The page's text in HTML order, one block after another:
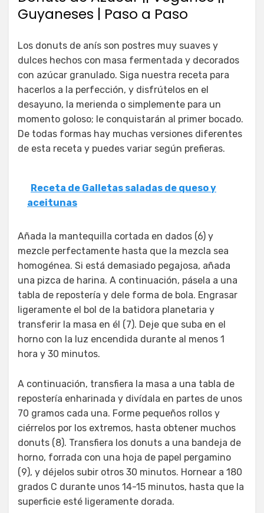
Guyaneses | Paso a Paso
Los donuts de anís son postres muy suaves y
dulces hechos con masa fermentada y decorados
con azúcar granulado. Siga nuestra receta para
hacerlos a la perfección, y disfrútelos en el
desayuno, la merienda o simplemente para un
momento goloso; le conquistarán al primer bocado.
De todas formas hay muchas versiones diferentes
de esta receta y puedes variar según prefieras.
Receta de Galletas saladas de queso y
aceitunas
Añada la mantequilla cortada en dados (6) y
mezcle perfectamente hasta que la mezcla sea
homogénea. Si está demasiado pegajosa, añada
una pizca de harina. A continuación, pásela a una
tabla de repostería y dele forma de bola. Engrasar
ligeramente el bol de la batidora planetaria y
transferir la masa en él (7). Deje que suba en el
horno con la luz encendida durante al menos 1
hora y 30 minutos.
A continuación, transfiera la masa a una tabla de
repostería enharinada y divídala en partes de unos
70 gramos cada una. Forme pequeños rollos y
ciérrelos por los extremos, hasta obtener muchos
donuts (8). Transfiera los donuts a una bandeja de
horno, forrada con una hoja de papel pergamino
(9), y déjelos subir otros 30 minutos. Hornear a 180
grados C durante unos 14-15 minutos, hasta que la
superficie esté ligeramente dorada.